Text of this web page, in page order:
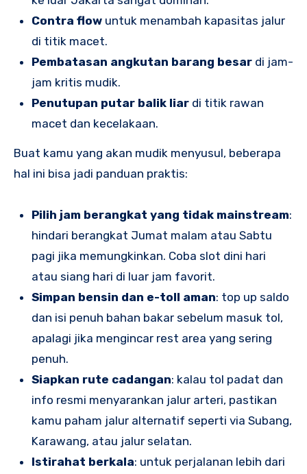
Contra flowuntuk menambah kapasitas jalur
di titik macet.
Pembatasan angkutan barang besardi jam-
jam kritis mudik.
Penutupan putar balik liardi titik rawan
macet dan kecelakaan.
Buat kamu yang akan mudik menyusul, beberapa
hal ini bisa jadi panduan praktis:
Pilih jam berangkat yang tidak mainstream:
hindari berangkat Jumat malam atau Sabtu
pagi jika memungkinkan. Coba slot dini hari
atau siang hari di luar jam favorit.
Simpan bensin dan e-toll aman: top up saldo
dan isi penuh bahan bakar sebelum masuk tol,
apalagi jika mengincar rest area yang sering
penuh.
Siapkan rute cadangan: kalau tol padat dan
info resmi menyarankan jalur arteri, pastikan
kamu paham jalur alternatif seperti via Subang,
Karawang, atau jalur selatan.
Istirahat berkala: untuk perjalanan lebih dari